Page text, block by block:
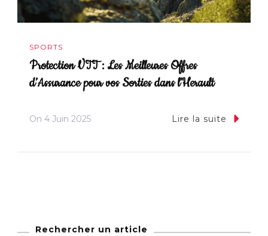
SPORTS
Protection VTT : Les Meilleures Offres
d’Assurance pour vos Sorties dans l’Herault
On 4 Juin 2025 Lire la suite
Rechercher un article